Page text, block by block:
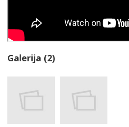
Galerija (2)